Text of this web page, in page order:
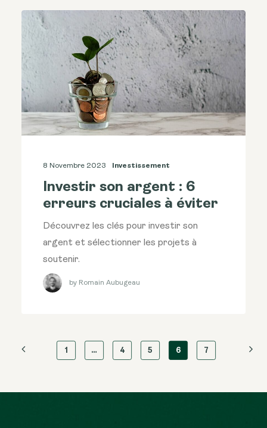
8 Novembre 2023 Investissement
Investir son argent : 6
erreurs cruciales à éviter
Découvrez les clés pour investir son
argent et sélectionner les projets à
soutenir.
by Romain Aubugeau
1 … 4 5 6 7